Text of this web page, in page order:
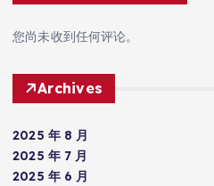
您尚未收到任何评论。
Archives
2025 年 8 月
2025 年 7 月
2025 年 6 月